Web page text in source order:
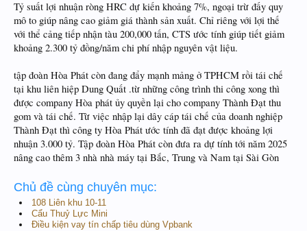
Tỷ suất lợi nhuận ròng HRC dự kiến khoảng 7%, ngoại trừ đấy quy
mô to giúp nâng cao giảm giá thành sản xuất. Chỉ riêng với lợi thế
với thể cảng tiếp nhận tàu 200,000 tấn, CTS ước tính giúp tiết giảm
khoảng 2.300 tỷ đồng/năm chi phí nhập nguyên vật liệu.
tập đoàn Hòa Phát còn đang đẩy mạnh mảng ở TPHCM rồi tái chế
tại khu liên hiệp Dung Quất .từ những công trình thi công xong thì
được company Hòa phát ủy quyền lại cho company Thành Đạt thu
gom và tái chế. Từ việc nhập lại dây cáp tái chế của doanh nghiệp
Thành Đạt thì công ty Hòa Phát ước tính đã đạt được khoảng lợi
nhuận 3.000 tỷ. Tập đoàn Hòa Phát còn đưa ra dự tính tới năm 2025
nâng cao thêm 3 nhà nhà máy tại Bắc, Trung và Nam tại Sài Gòn
Chủ đề cùng chuyên mục:
108 Liên khu 10-11
Cẩu Thuỷ Lực Mini
Điều kiện vay tín chấp tiêu dùng Vpbank